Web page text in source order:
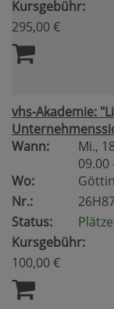
Kursgebühr:
295,00 €
vhs-Akademie:
Wann:
Mi.,
09.00
Wo:
Nr.:
Status:
Kursgebühr:
100,00 €